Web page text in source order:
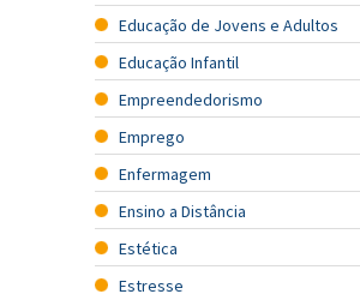
Educação de Jovens e Adultos
Educação Infantil
Empreendedorismo
Emprego
Enfermagem
Ensino a Distância
Estética
Estresse